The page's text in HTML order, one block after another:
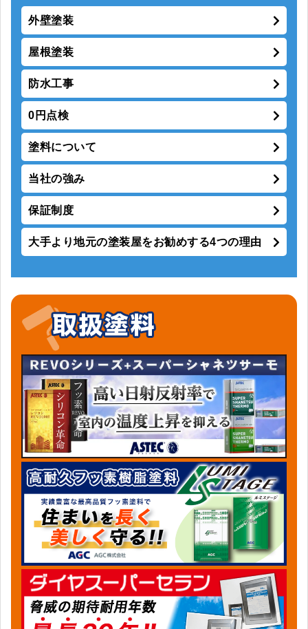
外壁塗装
屋根塗装
防水工事
0円点検
塗料について
当社の強み
保証制度
大手より地元の塗装屋をお勧めする4つの理由